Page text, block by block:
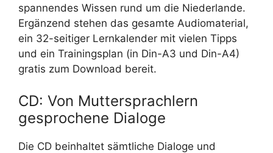
spannendes Wissen rund um die Niederlande.
Ergänzend stehen das gesamte Audiomaterial,
ein 32-seitiger Lernkalender mit vielen Tipps
und ein Trainingsplan (in Din-A3 und Din-A4)
gratis zum Download bereit.
CD: Von Muttersprachlern
gesprochene Dialoge
Die CD beinhaltet sämtliche Dialoge und